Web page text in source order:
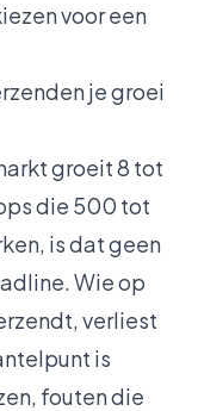
voor een
je groei
groeit 8 tot
die 500 tot
is dat geen
Wie op
verliest
is
fouten die